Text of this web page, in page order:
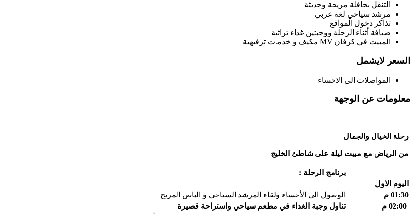
التنقل بحافلة مريحة وحديثة
مرشد سياحي لغة عربي
تذاكر دخول المواقع
ضيافة أثناء الرحلة ووجبتين غداء تراثية
المبيت في كرفان MV مكيف و خدمات ترفيهية
السعر لايشمل
المواصلات الى الاحساء
معلومات عن الوجهة
رحلة الخيال والجمال
من الرياض مع مبيت ليلة على شاطئ الخليج
برنامج الرحلة :
اليوم الاول
01:30 م
الوصول الى الأحساء ولقاء المرشد السياحي و الباص المريح
02:00 م تناول وجبة الغداء في مطعم سياحي واستراحة قصيرة